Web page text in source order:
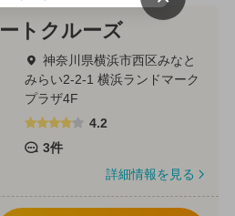
トクルーズ
神奈川県横浜市西区みなと
みらい2-2-1 横浜ランドマーク
プラザ4F
4.2
3件
詳細情報を見る